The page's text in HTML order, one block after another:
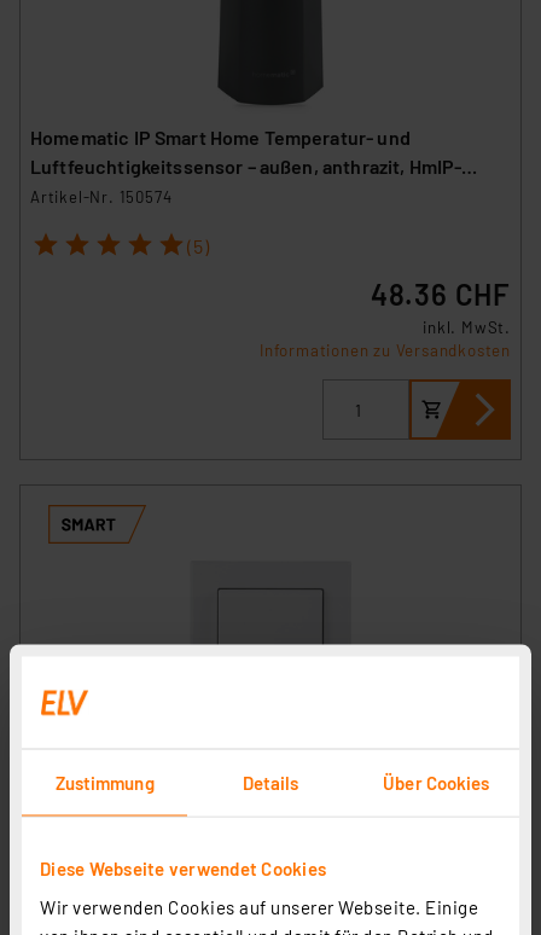
Zustimmung Details Über Cookies
Diese Webseite verwendet Cookies
Wir verwenden Cookies auf unserer Webseite. Einige
Homematic IP Smart Home Temperatur- und
Luftfeuchtigkeitssensor – außen, anthrazit, HmIP-
STHO-A
Artikel-Nr. 150574
1 2 3 4 5 (5)
48.36 CHF
inkl. MwSt.
Informationen zu Versandkosten
Luftfeuchtigkeitssensor – innen, HmIP-STH
Artikel-Nr. 150181
3 (21)
33.83 CHF